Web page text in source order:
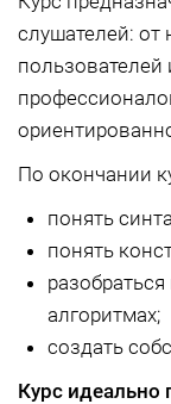
слушателей:
пользователей
По окончании
понять
понять
алгоритмах;
создать
Курс идеально